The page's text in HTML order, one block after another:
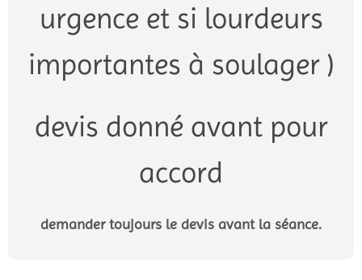
urgence et si lourdeurs
importantes à soulager )
devis donné avant pour
accord
demander toujours le devis avant la séance.